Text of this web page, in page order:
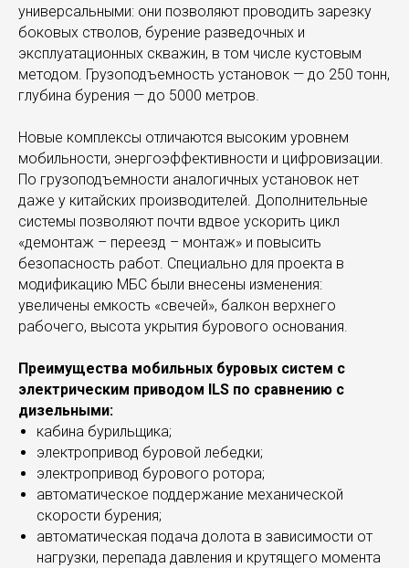
универсальными: они позволяют проводить зарезку
боковых стволов, бурение разведочных и
эксплуатационных скважин, в том числе кустовым
методом. Грузоподъемность установок — до 250 тонн,
глубина бурения — до 5000 метров.
Новые комплексы отличаются высоким уровнем
мобильности, энергоэффективности и цифровизации.
По грузоподъемности аналогичных установок нет
даже у китайских производителей. Дополнительные
системы позволяют почти вдвое ускорить цикл
«демонтаж – переезд – монтаж» и повысить
безопасность работ. Специально для проекта в
модификацию МБС были внесены изменения:
увеличены емкость «свечей», балкон верхнего
рабочего, высота укрытия бурового основания.
Преимущества мобильных буровых систем с
электрическим приводом ILS по сравнению с
дизельными:
кабина бурильщика;
электропривод буровой лебедки;
электропривод бурового ротора;
автоматическое поддержание механической
скорости бурения;
автоматическая подача долота в зависимости от
нагрузки, перепада давления и крутящего момента